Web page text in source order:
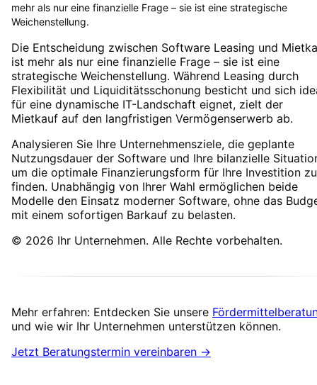
mehr als nur eine finanzielle Frage – sie ist eine strategische
Weichenstellung.
Die Entscheidung zwischen Software Leasing und
ist mehr als nur eine finanzielle Frage – sie ist eine
strategische Weichenstellung. Während Leasing durch
Flexibilität und Liquiditätsschonung besticht und sich
für eine dynamische IT-Landschaft eignet, zielt der
Mietkauf auf den langfristigen Vermögenserwerb ab.
Analysieren Sie Ihre Unternehmensziele, die geplante
Nutzungsdauer der Software und Ihre bilanzielle
um die optimale Finanzierungsform für Ihre Investition zu
finden. Unabhängig von Ihrer Wahl ermöglichen beide
Modelle den Einsatz moderner Software, ohne das
mit einem sofortigen Barkauf zu belasten.
© 2026 Ihr Unternehmen. Alle Rechte vorbehalten.
Mehr erfahren: Entdecken Sie unsere
und wie wir Ihr Unternehmen unterstützen können.
Jetzt Beratungstermin vereinbaren →